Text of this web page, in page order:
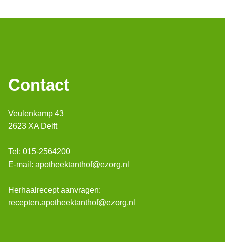
Contact
Veulenkamp 43
2623 XA Delft
Tel: 015-2564200
E-mail: apotheektanthof@ezorg.nl
Herhaalrecept aanvragen:
recepten.apotheektanthof@ezorg.nl